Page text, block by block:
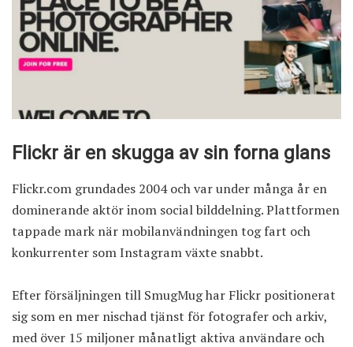
Flickr är en skugga av sin forna glans
Flickr.com grundades 2004 och var under många år en
dominerande aktör inom social bilddelning. Plattformen
tappade mark när mobilanvändningen tog fart och
konkurrenter som Instagram växte snabbt.
Efter försäljningen till SmugMug har Flickr positionerat
sig som en mer nischad tjänst för fotografer och arkiv,
med över 15 miljoner månatligt aktiva användare och